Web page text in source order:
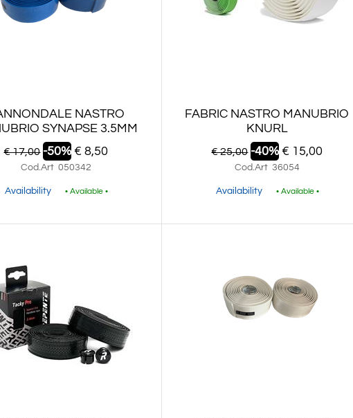
NASTRO
SYNAPSE 3.5MM
€ 17,00 -50% € 8,50
Cod.Art 050342
Availability • Available •
FABRIC NASTRO MANUBRIO
KNURL
€ 25,00 -40% € 15,00
Cod.Art 36054
Availability • Available •